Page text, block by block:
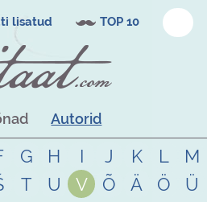
lisatud TOP 10
Autorid
G H I J K L
M
T U V Õ Ä Ö Ü